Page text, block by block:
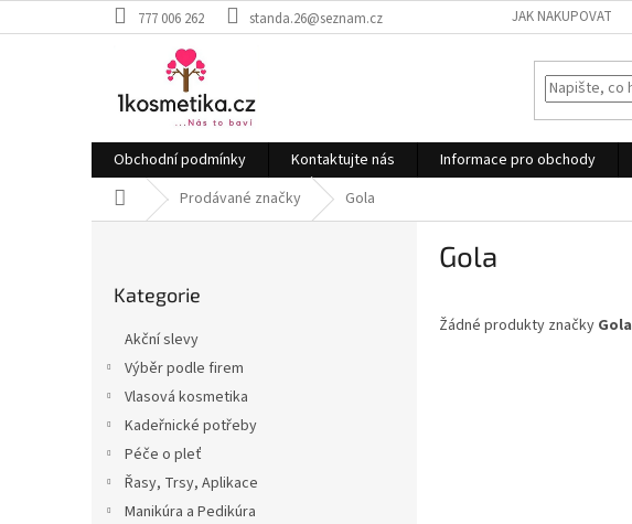
na
777 006 262 standa.26@seznam.cz JAK NAKUPOVAT
Obchodní podmínky Kontaktujte nás Informace pro obchody
Domů Prodávané značky Gola
kategorie
Kategorie
Akční slevy
Výběr podle firem
Vlasová kosmetika
Kadeřnické potřeby
Péče o pleť
Řasy, Trsy, Aplikace
Manikúra a Pedikúra
Gola
Žádné produkty značky Gola